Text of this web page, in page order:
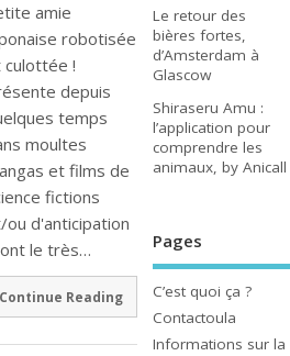
amie
robotisée
culottée !
depuis
temps
moultes
et films de
fictions
ou d'anticipation
le très…
Continue Reading
Le retour des
bières fortes,
d’Amsterdam à
Glascow
Shiraseru Amu :
l’application pour
comprendre les
animaux, by Anicall
Pages
C’est quoi ça ?
Contactoula
Informations sur la